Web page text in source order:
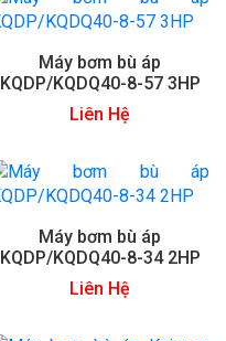
Máy bơm bù áp
KQDP/KQDQ40-8-57 3HP
Liên Hệ
Máy bơm bù áp
KQDP/KQDQ40-8-34 2HP
Liên Hệ